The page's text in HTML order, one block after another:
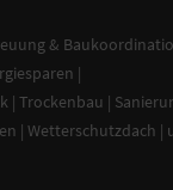
&
|
| Trockenbau |
| Wetterschutzdach |